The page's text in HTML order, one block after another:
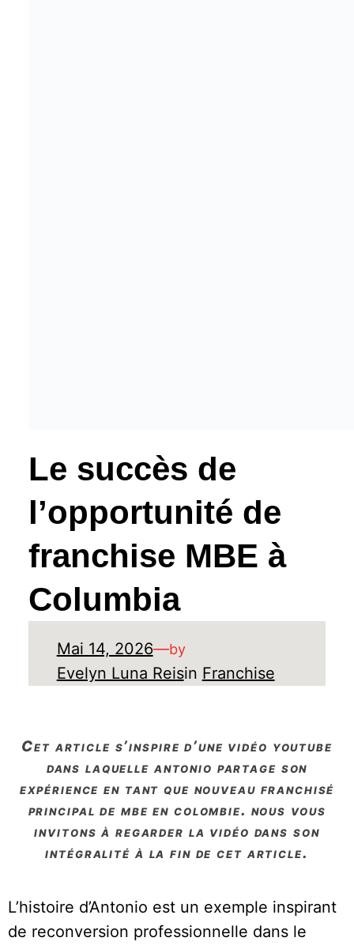
Le succès de
l’opportunité de
franchise MBE à
Columbia
Mai 14, 2026—by
Evelyn Luna Reisin Franchise
cet article s’inspire d’une vidéo youtube
dans laquelle antonio partage son
expérience en tant que nouveau franchisé
principal de mbe en colombie. nous vous
invitons à regarder la vidéo dans son
intégralité à la fin de cet article.
L’histoire d’Antonio est un exemple inspirant
de reconversion professionnelle dans le